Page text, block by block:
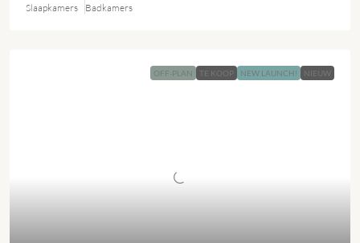
Slaapkamers Badkamers
OFF-PLAN TE KOOP NEW LAUNCH! NIEUW